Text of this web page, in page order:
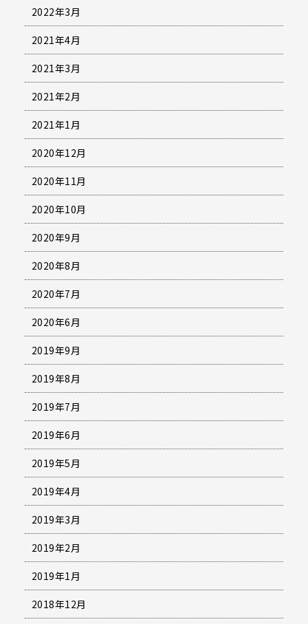
2022年3月
2021年4月
2021年3月
2021年2月
2021年1月
2020年12月
2020年11月
2020年10月
2020年9月
2020年8月
2020年7月
2020年6月
2019年9月
2019年8月
2019年7月
2019年6月
2019年5月
2019年4月
2019年3月
2019年2月
2019年1月
2018年12月